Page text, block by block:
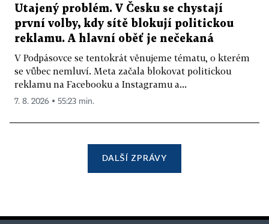
Utajený problém. V Česku se chystají
první volby, kdy sítě blokují politickou
reklamu. A hlavní oběť je nečekaná
V Podpásovce se tentokrát věnujeme tématu, o kterém
se vůbec nemluví. Meta začala blokovat politickou
reklamu na Facebooku a Instagramu a...
7. 8. 2026 ▪ 55:23 min.
DALŠÍ ZPRÁVY